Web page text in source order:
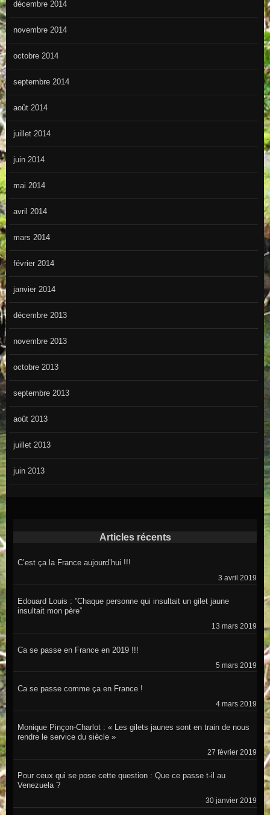
décembre 2014
novembre 2014
octobre 2014
septembre 2014
août 2014
juillet 2014
juin 2014
mai 2014
avril 2014
mars 2014
février 2014
janvier 2014
décembre 2013
novembre 2013
octobre 2013
septembre 2013
août 2013
juillet 2013
juin 2013
Articles récents
C’est ça la France aujourd’hui !!!
3 avril 2019
Edouard Louis : ”Chaque personne qui insultait un gilet jaune
insultait mon père”
13 mars 2019
Ca se passe en France en 2019 !!!
5 mars 2019
Ca se passe comme ça en France !
4 mars 2019
Monique Pinçon-Charlot : « Les gilets jaunes sont en train de nous
rendre le service du siècle »
27 février 2019
Pour ceux qui se pose cette question : Que ce passe t-il au
Venezuela ?
30 janvier 2019